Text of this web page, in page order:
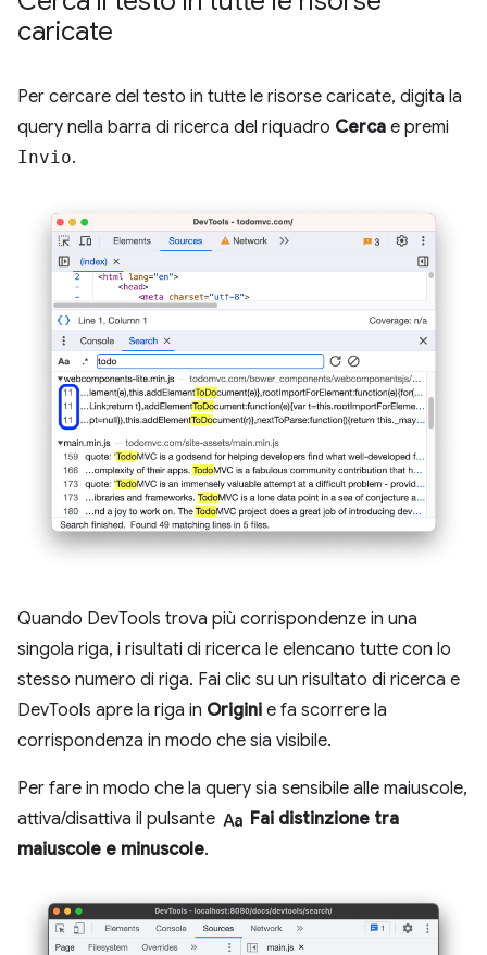
caricate
Per cercare del testo in tutte le risorse caricate, digita la
query nella barra di ricerca del riquadro Cerca e premi
Invio.
Quando DevTools trova più corrispondenze in una
singola riga, i risultati di ricerca le elencano tutte con lo
stesso numero di riga. Fai clic su un risultato di ricerca e
DevTools apre la riga in Origini e fa scorrere la
corrispondenza in modo che sia visibile.
Per fare in modo che la query sia sensibile alle maiuscole,
attiva/disattiva il pulsante match_case Fai distinzione tra
maiuscole e minuscole.